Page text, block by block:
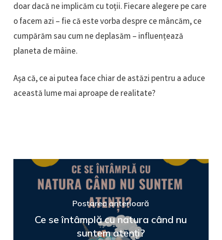
doar dacă ne implicăm cu toții. Fiecare alegere pe care
o facem azi – fie că este vorba despre ce mâncăm, ce
cumpărăm sau cum ne deplasăm – influențează
planeta de mâine.
Așa că, ce ai putea face chiar de astăzi pentru a aduce
această lume mai aproape de realitate?
Postarea anterioară
Ce se întâmplă cu natura când nu
suntem atenți?